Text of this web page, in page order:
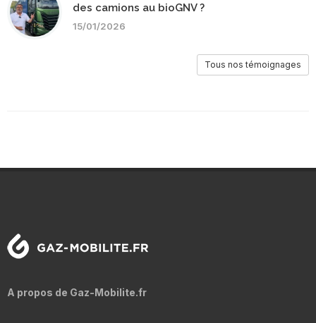
des camions au bioGNV ?
15/01/2026
Tous nos témoignages
A propos de Gaz-Mobilite.fr